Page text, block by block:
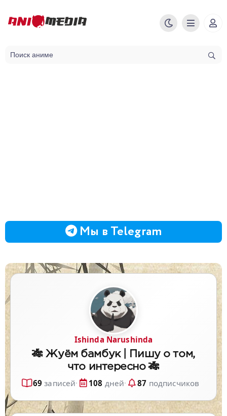
Мы в Telegram
Ishinda Narushinda
🎋 Жуём бамбук | Пишу о том,
что интересно 🎋
69 записей· 108 дней· 87 подписчиков